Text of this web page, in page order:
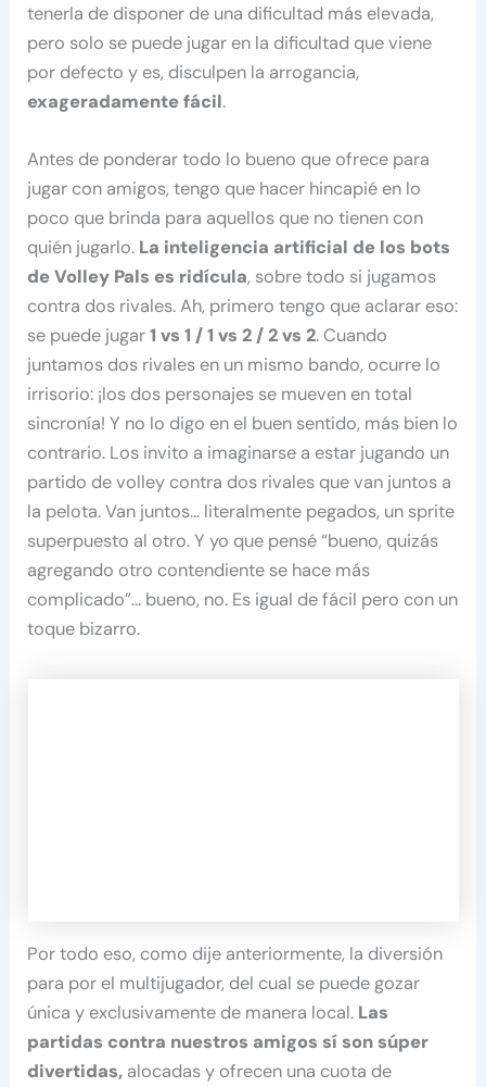
tenerla de disponer de una dificultad más elevada,
pero solo se puede jugar en la dificultad que viene
por defecto y es, disculpen la arrogancia,
exageradamente fácil.
Antes de ponderar todo lo bueno que ofrece para
jugar con amigos, tengo que hacer hincapié en lo
poco que brinda para aquellos que no tienen con
quién jugarlo. La inteligencia artificial de los bots
de Volley Pals es ridícula, sobre todo si jugamos
contra dos rivales. Ah, primero tengo que aclarar eso:
se puede jugar1 vs 1 / 1 vs 2 / 2 vs 2. Cuando
juntamos dos rivales en un mismo bando, ocurre lo
irrisorio: ¡los dos personajes se mueven en total
sincronía! Y no lo digo en el buen sentido, más bien lo
contrario. Los invito a imaginarse a estar jugando un
partido de volley contra dos rivales que van juntos a
la pelota. Van juntos… literalmente pegados, un sprite
superpuesto al otro. Y yo que pensé “bueno, quizás
agregando otro contendiente se hace más
complicado”… bueno, no. Es igual de fácil pero con un
toque bizarro.
Por todo eso, como dije anteriormente, la diversión
para por el multijugador, del cual se puede gozar
única y exclusivamente de manera local. Las
partidas contra nuestros amigos sí son súper
divertidas, alocadas y ofrecen una cuota de